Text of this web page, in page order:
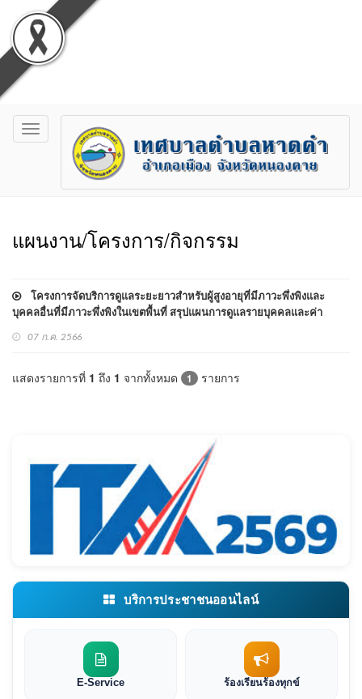
Toggle
navigation
แผนงาน/โครงการ/กิจกรรม
โครงการจัดบริการดูแลระยะยาวสำหรับผู้สูงอายุที่มีภาวะพึ่งพิงและ
บุคคลอื่นที่มีภาวะพึ่งพิงในเขตพื้นที่ สรุปแผนการดูแลรายบุคคลและค่า
07 ก.ค. 2566
แสดงรายการที่ 1 ถึง 1 จากทั้งหมด 1 รายการ
บริการประชาชนออนไลน์
E-Service ร้องเรียนร้องทุกข์